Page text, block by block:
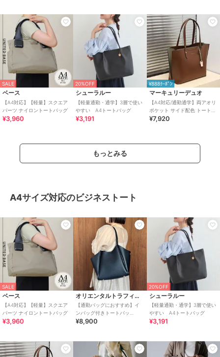
SALE
ベース
【A4対応】【軽量】スクエア
パーツ ナイロントートバッグ
¥3,960
20%OFF
シューラルー
【軽量通勤・通学】3層で使い
やすい A4トートバッグ
¥3,191
¥888ｸｰﾎﾟﾝ
マーキュリーデュオ
【A4対応/通勤通学】両アオリ
ポケット サイド配色 トートバ
ッグ( キーチャーム付) 大容量
¥7,920
もっとみる
A4サイズ対応のビジネストート
SALE
ベース
【A4対応】【軽量】スクエア
パーツ ナイロントートバッグ
¥3,960
オリエンタルトラフィック
【通勤バッグにおすすめ】イ
ンバッグ付きトートバッ
グ/BA-256
¥8,900
20%OFF
シューラルー
【軽量通勤・通学】3層で使い
やすい A4トートバッグ
¥3,191